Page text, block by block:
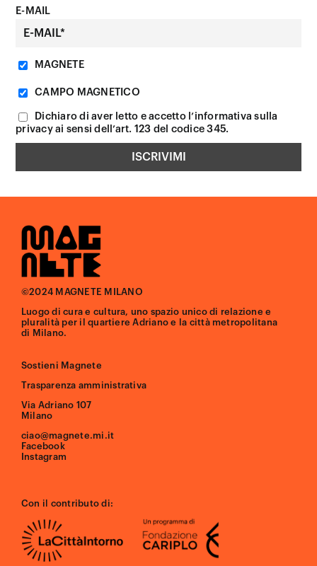
E-MAIL
MAGNETE
CAMPO MAGNETICO
Dichiaro di aver letto e accetto l’informativa sulla
privacy ai sensi dell’art. 123 del codice 345.
©2024 MAGNETE MILANO
Luogo di cura e cultura, uno spazio unico di relazione e
pluralità per il quartiere Adriano e la città metropolitana
di Milano.
Sostieni Magnete
Trasparenza amministrativa
Via Adriano 107
Milano
ciao@magnete.mi.it
Facebook
Instagram
Con il contributo di: